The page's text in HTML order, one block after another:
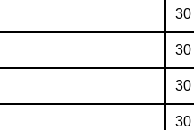
30
30
30
30